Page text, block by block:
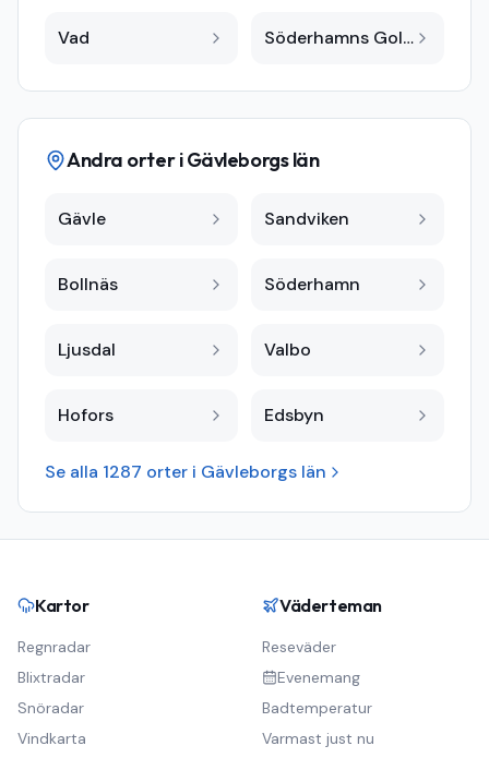
Vad Söderhamns Golfklubb
Andra orter iGävleborgs län
Gävle Sandviken
Bollnäs Söderhamn
Ljusdal Valbo
Hofors Edsbyn
Se alla 1287 orter i Gävleborgs län
Kartor
Regnradar
Blixtradar
Snöradar
Vindkarta
Väderteman
Reseväder
Evenemang
Badtemperatur
Varmast just nu